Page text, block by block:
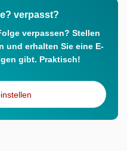
verpasst?
verpassen? Stellen
und erhalten Sie eine E-
gibt. Praktisch!